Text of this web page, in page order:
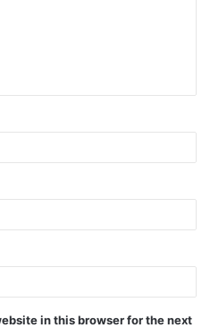
in this browser for the next